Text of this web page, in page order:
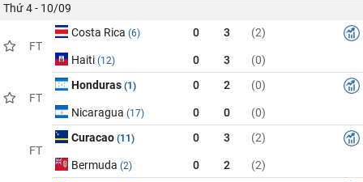
Thứ 4 - 10/09
FT
Costa Rica (6) 0 3 (2)
Haiti (12) 0 3 (0)
FT
Honduras (1) 0 2 (0)
Nicaragua (17) 0 0 (0)
FT
Curacao (11) 0 3 (2)
Bermuda (2) 0 2 (2)